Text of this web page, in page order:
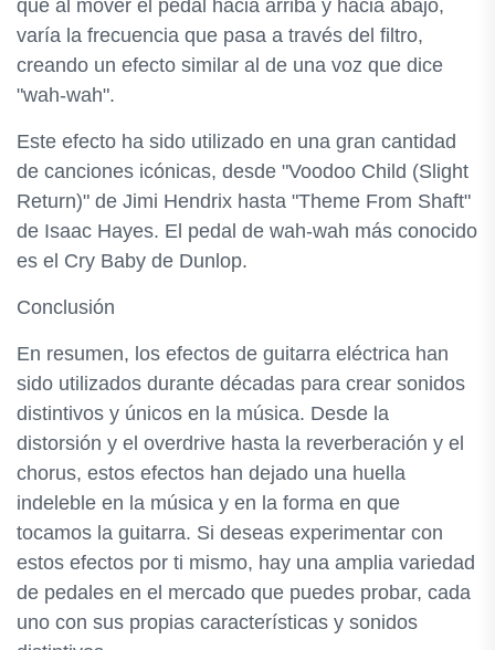
que al mover el pedal hacia arriba y hacia abajo,
varía la frecuencia que pasa a través del filtro,
creando un efecto similar al de una voz que dice
"wah-wah".
Este efecto ha sido utilizado en una gran cantidad
de canciones icónicas, desde "Voodoo Child (Slight
Return)" de Jimi Hendrix hasta "Theme From Shaft"
de Isaac Hayes. El pedal de wah-wah más conocido
es el Cry Baby de Dunlop.
Conclusión
En resumen, los efectos de guitarra eléctrica han
sido utilizados durante décadas para crear sonidos
distintivos y únicos en la música. Desde la
distorsión y el overdrive hasta la reverberación y el
chorus, estos efectos han dejado una huella
indeleble en la música y en la forma en que
tocamos la guitarra. Si deseas experimentar con
estos efectos por ti mismo, hay una amplia variedad
de pedales en el mercado que puedes probar, cada
uno con sus propias características y sonidos